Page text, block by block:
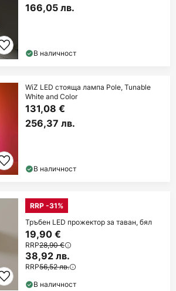
166,05 лв.
В наличност
WiZ LED стояща лампа Pole, Tunable
White and Color
131,08 €
256,37 лв.
В наличност
RRP -31%
Тръбен LED прожектор за таван, бял
19,90 €
RRP28,90 €
38,92 лв.
RRP56,52 лв.
В наличност